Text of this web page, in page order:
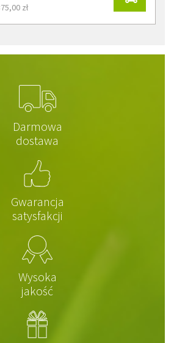
zł
Darmowa
dostawa
Gwarancja
satysfakcji
Wysoka
jakość